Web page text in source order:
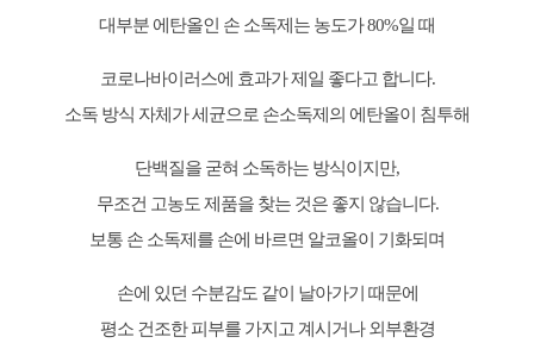
대부분 에탄올인 손 소독제는 농도가 80%일 때
코로나바이러스에 효과가 제일 좋다고 합니다.
소독 방식 자체가 세균으로 손소독제의 에탄올이 침투해
단백질을 굳혀 소독하는 방식이지만,
무조건 고농도 제품을 찾는 것은 좋지 않습니다.
보통 손 소독제를 손에 바르면 알코올이 기화되며
손에 있던 수분감도 같이 날아가기 때문에
평소 건조한 피부를 가지고 계시거나 외부환경